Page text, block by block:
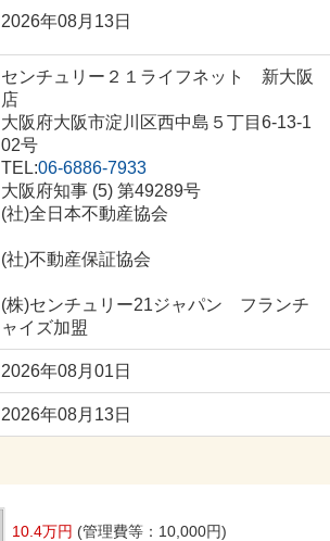
2026年08月13日
センチュリー２１ライフネット 新大阪
店
大阪府大阪市淀川区西中島５丁目6-13-1
02号
TEL:06-6886-7933
大阪府知事 (5) 第49289号
(社)全日本不動産協会
(社)不動産保証協会
(株)センチュリー21ジャパン フランチ
ャイズ加盟
2026年08月01日
2026年08月13日
10.4万円 (管理費等：10,000円)